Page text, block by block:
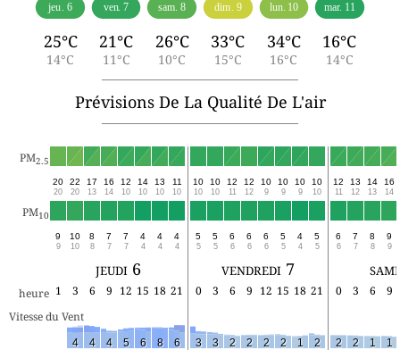
jeu. 6
25°C
14°C
ven. 7
21°C
11°C
sam. 8
26°C
10°C
dim. 9
33°C
15°C
lun. 10
34°C
16°C
mar. 11
16°C
14°C
Prévisions De La Qualité De L'air
PM2.5
20
20
22
20
17
13
16
14
12
10
14
10
13
10
11
10
10
10
10
10
12
11
12
12
10
9
10
9
10
9
10
10
12
11
13
12
14
13
16
14
PM10
9
9
10
10
8
8
7
7
7
7
4
4
4
4
4
4
5
5
5
5
6
6
6
6
6
6
5
5
4
4
5
5
6
6
7
7
8
8
9
9
jeudi 6 vendredi 7
heure 1 3 6 9 12 15 18 21 0 3 6 9 12 15 18 21 0 3 6
9
Vitesse du Vent
4 4 4 5 6 8 6 3 3 2 2 2 2 1 2 2 2 1 1